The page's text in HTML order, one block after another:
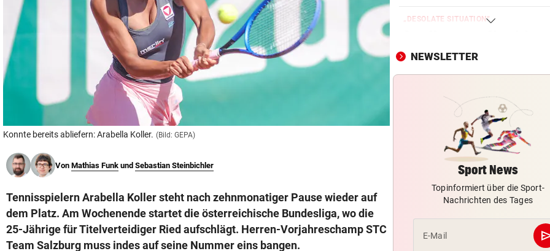
Konnte bereits abliefern: Arabella Koller. (Bild: GEPA)
Von Mathias Funk und Sebastian Steinbichler
Tennisspielern Arabella Koller steht nach zehnmonatiger Pause wieder auf
dem Platz. Am Wochenende startet die österreichische Bundesliga, wo die
25-Jährige für Titelverteidiger Ried aufschlägt. Herren-Vorjahreschamp STC
Team Salzburg muss indes auf seine Nummer eins bangen.
„DESOLATE SITUATION“
Südkorea entschuldigt sich
TOPSPIELERIN
WM-TEAMCHEF STINKSAUER
„Ratte“: Hat Cannavaro
Verräter im Team?
TRAINER ZARIC DEUTLICH
Trotz 3:1 gegen WSG bleibt
Altachern ein Problem
NEWSLETTER
Sport News
Topinformiert über die Sport-
Nachrichten des Tages
E-Mail